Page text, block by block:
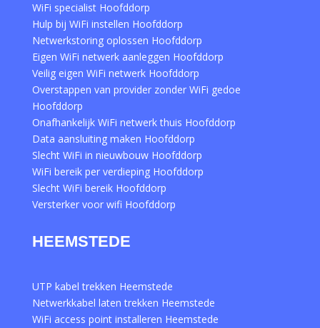
WiFi specialist Hoofddorp
Hulp bij WiFi instellen Hoofddorp
Netwerkstoring oplossen Hoofddorp
Eigen WiFi netwerk aanleggen Hoofddorp
Veilig eigen WiFi netwerk Hoofddorp
Overstappen van provider zonder WiFi gedoe
Hoofddorp
Onafhankelijk WiFi netwerk thuis Hoofddorp
Data aansluiting maken Hoofddorp
Slecht WiFi in nieuwbouw Hoofddorp
WiFi bereik per verdieping Hoofddorp
Slecht WiFi bereik Hoofddorp
Versterker voor wifi Hoofddorp
HEEMSTEDE
UTP kabel trekken Heemstede
Netwerkkabel laten trekken Heemstede
WiFi access point installeren Heemstede